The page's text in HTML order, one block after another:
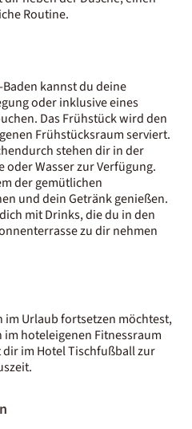
Routine.
kannst du deine
oder inklusive eines
Das Frühstück wird den
Frühstücksraum serviert.
stehen dir in der
oder Wasser zur Verfügung.
der gemütlichen
und dein Getränk genießen.
mit Drinks, die du in den
zu dir nehmen
im Urlaub fortsetzen möchtest,
hoteleigenen Fitnessraum
im Hotel Tischfußball zur